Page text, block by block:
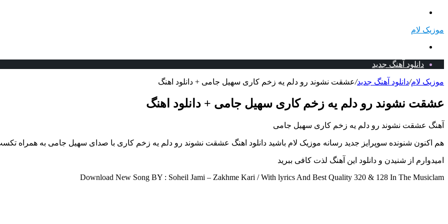
موزیک لام
دانلود آهنگ جدید
موزیک لام/دانلود آهنگ جدید/عشقت نشوند رو دلم یه زخم کاری سهیل جامی + دانلود اهنگ
عشقت نشوند رو دلم یه زخم کاری سهیل جامی + دانلود اهنگ
آهنگ عشقت نشوند رو دلم یه زخم کاری سهیل جامی
هم اکنون شنونده سوپرایز جدید رسانه موزیک لام باشید دانلود اهنگ عشقت نشوند رو دلم یه زخم کاری با صدای سهیل جامی به همراه
امیدوارم از شنیدن و دانلود این آهنگ لذت کافی ببرید
Download New Song BY : Soheil Jami – Zakhme Kari / With lyrics And Best Quality 320 & 128 In The Musiclam